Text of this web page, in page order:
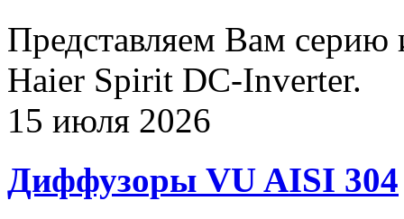
Представляем Вам серию
Haier Spirit DC-Inverter.
15 июля 2026
Диффузоры VU AISI 304